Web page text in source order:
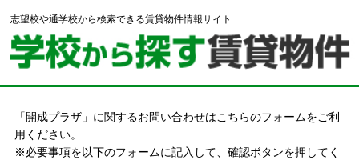
志望校や通学校から検索できる賃貸物件情報サイト
「開成プラザ」に関するお問い合わせはこちらのフォームをご利
用ください。
※必要事項を以下のフォームに記入して、確認ボタンを押してく